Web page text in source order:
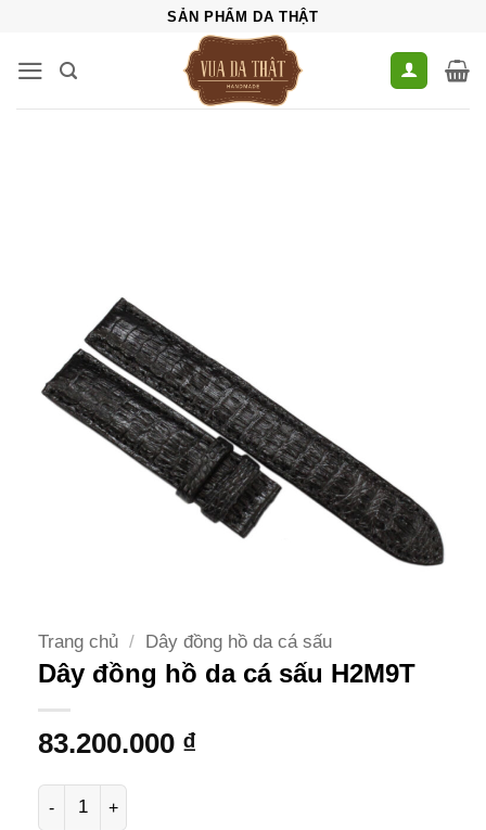
nội
dung
SẢN PHẨM DA THẬT
Trang chủ / Dây đồng hồ da cá sấu
Dây đồng hồ da cá sấu H2M9T
83.200.000 ₫
Dây đồng hồ da cá sấu H2M9T số lượng